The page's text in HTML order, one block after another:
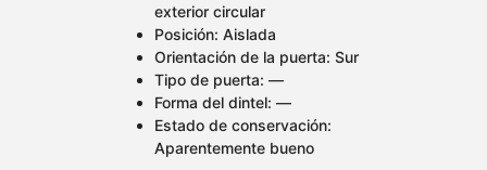
exterior circular
Posición: Aislada
Orientación de la puerta: Sur
Tipo de puerta: —
Forma del dintel: —
Estado de conservación:
Aparentemente bueno